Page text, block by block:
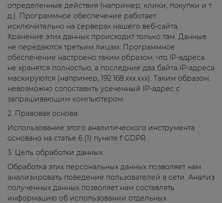
определенные действия (например, клики, покупки и т.
д.). Программное обеспечение работает
исключительно на серверах нашего веб-сайта.
Хранение этих данных происходит только там. Данные
не передаются третьим лицам. Программное
обеспечение настроено таким образом, что IP-адреса
не хранятся полностью, а последние два байта IP-адреса
маскируются (например, 192.168.xxx.xxx). Таким образом,
невозможно сопоставить усеченный IP-адрес с
запрашивающим компьютером.
2. Правовая основа:
Использование этого аналитического инструмента
основано на статье 6 (1) пункте f GDPR.
3. Цель обработки данных:
Обработка этих персональных данных позволяет нам
анализировать поведение пользователей в сети. Анализ
полученных данных позволяет нам составлять
информацию об использовании отдельных